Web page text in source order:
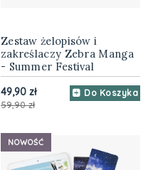
Zestaw żelopisów i
zakreślaczy Zebra Manga
- Summer Festival
49,90 zł
59,90 zł
Do Koszyka
NOWOŚĆ